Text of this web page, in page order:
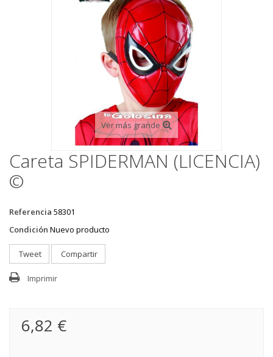
PELUCAS, GORROS, CARETAS
Ver más grande
Careta SPIDERMAN (LICENCIA)
©
Referencia 58301
Condición Nuevo producto
Tweet Compartir
Imprimir
6,82 €